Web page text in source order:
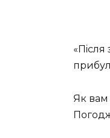
«Пicля
Як вам